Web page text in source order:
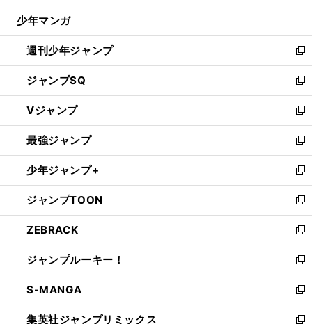
ウ
開
く
少年マンガ
週刊少年ジャンプ
新
し
い
ウ
ィ
ン
ド
ウ
で
開
く
ジャンプSQ
新
し
い
ウ
ィ
ン
ド
ウ
で
開
く
Vジャンプ
新
し
い
ウ
ィ
ン
ド
ウ
で
開
く
最強ジャンプ
新
し
い
ウ
ィ
ン
ド
ウ
で
開
く
少年ジャンプ+
新
し
い
ウ
ィ
ン
ド
ウ
で
開
く
ジャンプTOON
新
し
い
ウ
ィ
ン
ド
ウ
で
ZEBRACK
新
し
い
ウ
ィ
ン
ド
ジャンプルーキー！
新
し
い
ウ
ィ
S-MANGA
新
し
集英社ジャンプリミックス